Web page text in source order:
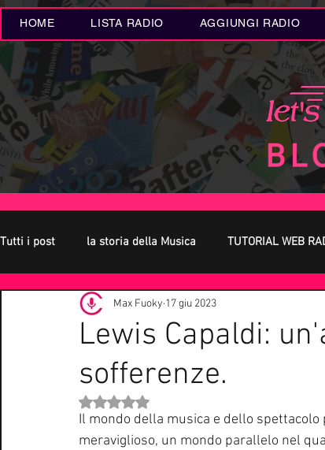
HOME LISTA RADIO AGGIUNGI RADIO
Tutti i post la storia della Musica TUTORIAL WEB
Concerti Live Eventi MUSICA
Curiosità Radio Novità RADIO
EUROVISION SONG CONTEST Donne Biografie
Lewis Capaldi:
sofferenze.
Max Fuoky 17 giu 2023
Valutazione NaN stelle su 5.
Il mondo della musica e dello
meraviglioso, un mondo parallelo nel